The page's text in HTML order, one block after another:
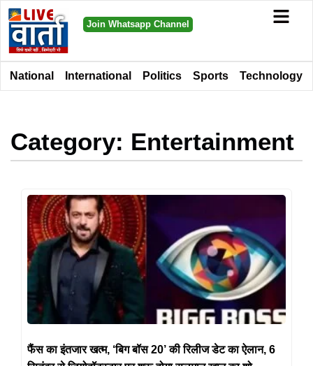
Join Whatsapp Channel
National International Politics Sports Technology
Category: Entertainment
फैंस का इंतजार खत्म, ‘बिग बॉस 20’ की रिलीज डेट का ऐलान, 6